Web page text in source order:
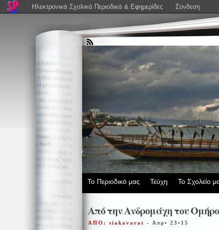
Το Περιοδικό μας Τεύχη Το Σχολείο
Από την Ανδρομάχη του
ΑΠΟ: siakavarat - Απρ• 23•15
Ηλεκτρονικά Σχολικά Περιοδικά & Εφημερίδες Σύνδεση